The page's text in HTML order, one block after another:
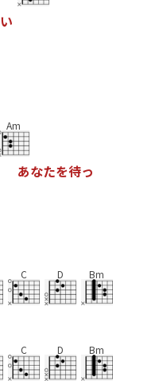
い
Am
あなたを待っ
C D Bm
C D Bm